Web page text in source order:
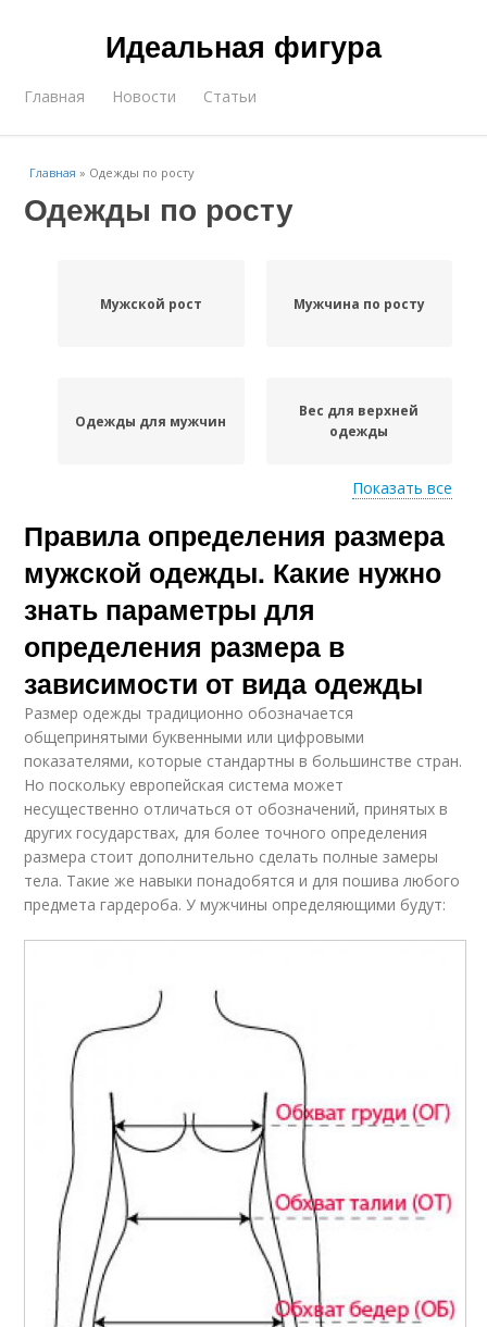
Идеальная фигура
Главная Новости Статьи
Главная » Одежды по росту
Одежды по росту
Мужской рост Мужчина по росту
Одежды для мужчин
Вес для верхней
одежды
Верхний одежда Женская одежда
Роста на ярлыке Одежды для детей
Штанов по росту
Детская одежда Одежды из россии
Одежды для
женщины
Одежды по возрасту
Одежды для
новорожденного
Верхняя одежда Одежда для ребенка
Показать все
Правила определения размера
мужской одежды. Какие нужно
знать параметры для
определения размера в
зависимости от вида одежды
Размер одежды традиционно обозначается
общепринятыми буквенными или цифровыми
показателями, которые стандартны в большинстве стран.
Но поскольку европейская система может
несущественно отличаться от обозначений, принятых в
других государствах, для более точного определения
размера стоит дополнительно сделать полные замеры
тела. Такие же навыки понадобятся и для пошива любого
предмета гардероба. У мужчины определяющими будут: